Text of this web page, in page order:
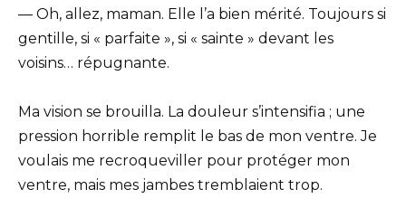
— Oh, allez, maman. Elle l’a bien mérité. Toujours si
gentille, si « parfaite », si « sainte » devant les
voisins… répugnante.
Ma vision se brouilla. La douleur s’intensifia ; une
pression horrible remplit le bas de mon ventre. Je
voulais me recroqueviller pour protéger mon
ventre, mais mes jambes tremblaient trop.